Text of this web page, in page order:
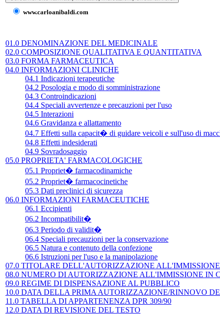
www.carloanibaldi.com
01.0 DENOMINAZIONE DEL MEDICINALE
02.0 COMPOSIZIONE QUALITATIVA E QUANTITATIVA
03.0 FORMA FARMACEUTICA
04.0 INFORMAZIONI CLINICHE
04.1 Indicazioni terapeutiche
04.2 Posologia e modo di somministrazione
04.3 Controindicazioni
04.4 Speciali avvertenze e precauzioni per l'uso
04.5 Interazioni
04.6 Gravidanza e allattamento
04.7 Effetti sulla capacit� di guidare veicoli e sull'uso di
04.8 Effetti indesiderati
04.9 Sovradosaggio
05.0 PROPRIETA' FARMACOLOGICHE
05.1 Propriet� farmacodinamiche
05.2 Propriet� farmacocinetiche
05.3 Dati preclinici di sicurezza
06.0 INFORMAZIONI FARMACEUTICHE
06.1 Eccipienti
06.2 Incompatibilit�
06.3 Periodo di validit�
06.4 Speciali precauzioni per la conservazione
06.5 Natura e contenuto della confezione
06.6 Istruzioni per l'uso e la manipolazione
07.0 TITOLARE DELL'AUTORIZZAZIONE
08.0 NUMERO DI AUTORIZZAZIONE ALL'IMMISSIONE IN
09.0 REGIME DI DISPENSAZIONE AL PUBBLICO
10.0 DATA DELLA PRIMA AUTORIZZAZIONE/RINNOVO
11.0 TABELLA DI APPARTENENZA DPR 309/90
12.0 DATA DI REVISIONE DEL TESTO